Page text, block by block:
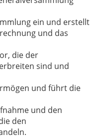
ein und erstellt
und das
die der
sind und
und führt die
und den
den